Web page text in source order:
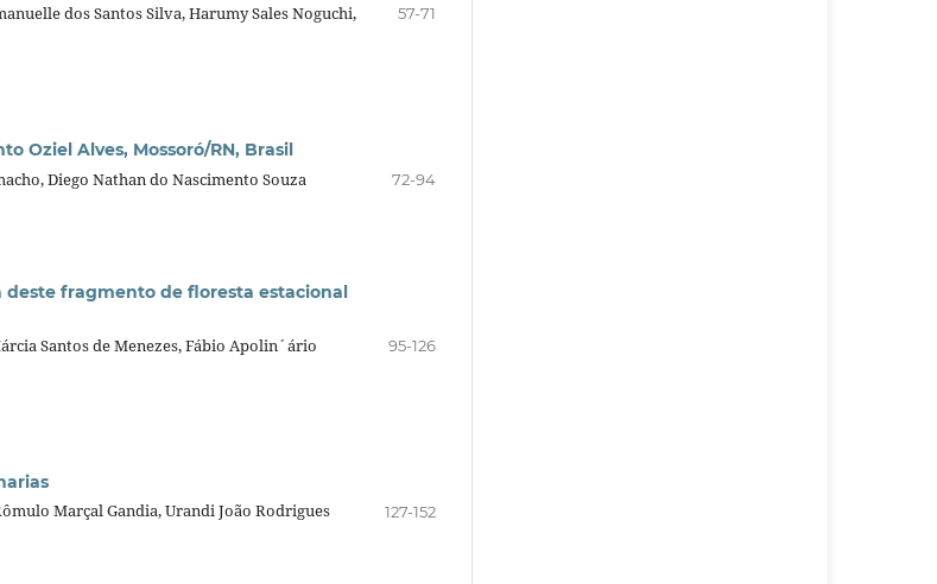
dos Santos Silva, Harumy Sales Noguchi,
57-71
Oziel Alves, Mossoró/RN, Brasil
Diego Nathan do Nascimento Souza
72-94
deste fragmento de floresta estacional
Santos de Menezes, Fábio Apolin´ário
95-126
Marçal Gandia, Urandi João Rodrigues
127-152